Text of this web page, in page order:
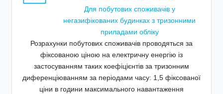
Для побутових споживачів у
негазифікованих будинках з тризонними
приладами обліку
Розрахунки побутових споживачів проводяться за
фіксованою ціною на електричну енергію із
застосуванням таких коефіцієнтів за тризонним
диференціюванням за періодами часу: 1,5 фіксованої
ціни в години максимального навантаження